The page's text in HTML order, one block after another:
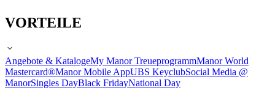
VORTEILE
Angebote & KatalogeMy Manor TreueprogrammManor World
Mastercard®Manor Mobile AppUBS KeyclubSocial Media @
ManorSingles DayBlack FridayNational Day